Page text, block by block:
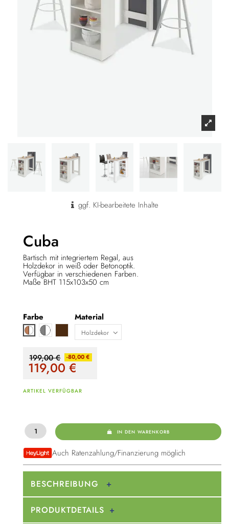
ggf. KI-bearbeitete Inhalte
Cuba
Bartisch mit integriertem Regal, aus
Holzdekor in weiß oder Betonoptik.
Verfügbar in verschiedenen Farben.
Maße BHT 115x103x50 cm
Farbe
Braun / weiß
Weiß / grauOld Style dunkel / Betonoxid
Material
199,00 € -80,00 €
119,00€
ARTIKEL VERFÜGBAR
IN DEN WARENKORB
Auch Ratenzahlung/Finanzierung möglich
BESCHREIBUNG
PRODUKTDETAILS